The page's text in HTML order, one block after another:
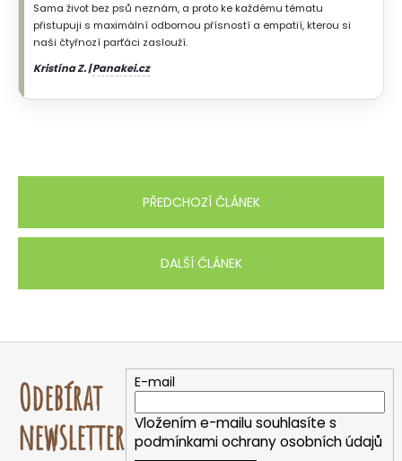
Sama život bez psů neznám, a proto ke každému tématu
přistupuji s maximální odbornou přísností a empatií, kterou si
naši čtyřnozí parťáci zaslouží.
Kristína Z. |Panakei.cz
PŘEDCHOZÍ ČLÁNEK
DALŠÍ ČLÁNEK
Odebírat
newsletter
E-mail
Vložením e-mailu souhlasíte s
podmínkami ochrany osobních údajů